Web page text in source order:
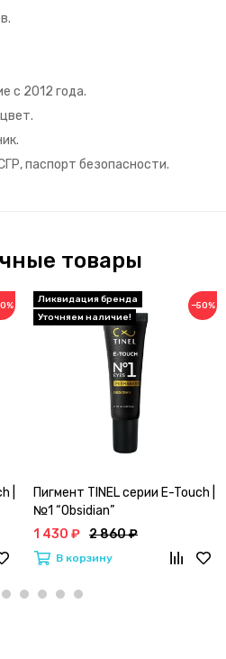
с 2012 года.
паспорт безопасности.
товары
|
−50%
Пигмент TINEL серии E-Touch |
№1 “Obsidian”
1 430 ₽ 2 860 ₽
В корзину